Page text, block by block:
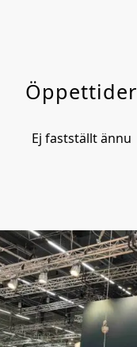
Öppettider
Ej fastställt ännu